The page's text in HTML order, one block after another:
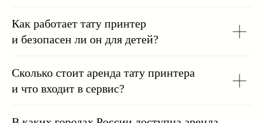
Как работает тату принтер
и безопасен ли он для детей?
Сколько стоит аренда тату принтера
и что входит в сервис?